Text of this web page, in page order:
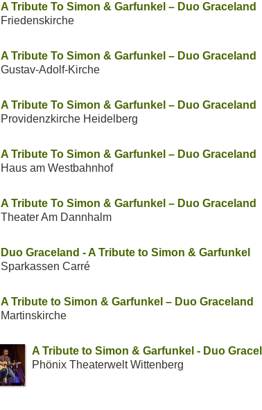
A Tribute To Simon & Garfunkel – Duo Graceland
Friedenskirche
A Tribute To Simon & Garfunkel – Duo Graceland
Gustav-Adolf-Kirche
A Tribute To Simon & Garfunkel – Duo Graceland
Providenzkirche Heidelberg
A Tribute To Simon & Garfunkel – Duo Graceland
Haus am Westbahnhof
A Tribute To Simon & Garfunkel – Duo Graceland
Theater Am Dannhalm
Duo Graceland - A Tribute to Simon & Garfunkel
Sparkassen Carré
A Tribute to Simon & Garfunkel – Duo Graceland
Martinskirche
A Tribute to Simon & Garfunkel - Duo
Phönix Theaterwelt Wittenberg